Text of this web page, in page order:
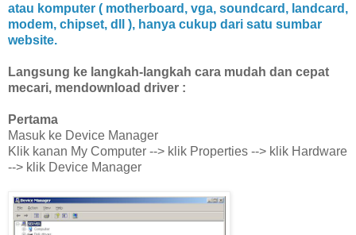
atau komputer ( motherboard, vga, soundcard, landcard,
modem, chipset, dll ), hanya cukup dari satu sumbar
website.
Langsung ke langkah-langkah cara mudah dan cepat
mecari, mendownload driver :
Pertama
Masuk ke Device Manager
Klik kanan My Computer --> klik Properties --> klik Hardware
--> klik Device Manager